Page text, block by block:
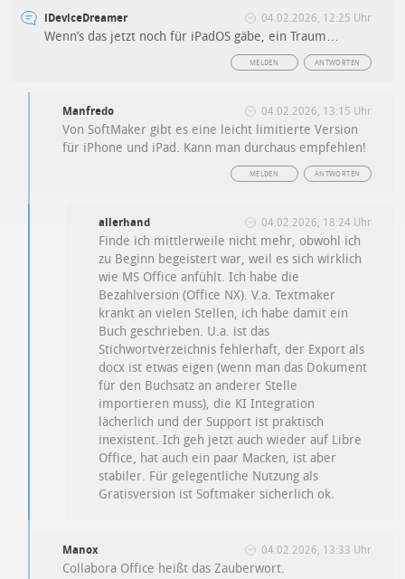
iDeviceDreamer 04.02.2026, 12:25 Uhr
Wenn’s das jetzt noch für iPadOS gäbe, ein Traum…
ANTWORTEN
MELDEN
Manfredo 04.02.2026, 13:15 Uhr
Von SoftMaker gibt es eine leicht limitierte Version
für iPhone und iPad. Kann man durchaus empfehlen!
ANTWORTEN
MELDEN
allerhand 04.02.2026, 18:24 Uhr
Finde ich mittlerweile nicht mehr, obwohl ich
zu Beginn begeistert war, weil es sich wirklich
wie MS Office anfühlt. Ich habe die
Bezahlversion (Office NX). V.a. Textmaker
krankt an vielen Stellen, ich habe damit ein
Buch geschrieben. U.a. ist das
Stichwortverzeichnis fehlerhaft, der Export als
docx ist etwas eigen (wenn man das Dokument
für den Buchsatz an anderer Stelle
importieren muss), die KI Integration
lächerlich und der Support ist praktisch
inexistent. Ich geh jetzt auch wieder auf Libre
Office, hat auch ein paar Macken, ist aber
stabiler. Für gelegentliche Nutzung als
Gratisversion ist Softmaker sicherlich ok.
Manox 04.02.2026, 13:33 Uhr
Collabora Office heißt das Zauberwort.